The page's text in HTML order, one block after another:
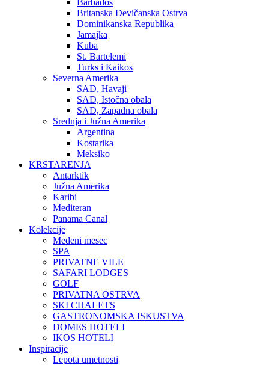
Barbados
Britanska Devičanska Ostrva
Dominikanska Republika
Jamajka
Kuba
St. Bartelemi
Turks i Kaikos
Severna Amerika
SAD, Havaji
SAD, Istočna obala
SAD, Zapadna obala
Srednja i Južna Amerika
Argentina
Kostarika
Meksiko
KRSTARENJA
Antarktik
Južna Amerika
Karibi
Mediteran
Panama Canal
Kolekcije
Medeni mesec
SPA
PRIVATNE VILE
SAFARI LODGES
GOLF
PRIVATNA OSTRVA
SKI CHALETS
GASTRONOMSKA ISKUSTVA
DOMES HOTELI
IKOS HOTELI
Inspiracije
Lepota umetnosti